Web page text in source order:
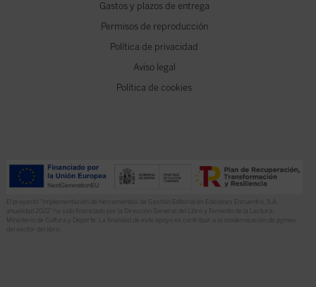
Gastos y plazos de entrega
Permisos de reproducción
Política de privacidad
Aviso legal
Política de cookies
El proyecto “Implementación de herramientas de Gestión Editorial en Ediciones Encuentro, S.A.
anualidad 2022” ha sido financiado por la Dirección General del Libro y Fomento de la Lectura,
Ministerio de Cultura y Deporte. La finalidad de este apoyo es contribuir a la modernización de pymes
del sector del libro.